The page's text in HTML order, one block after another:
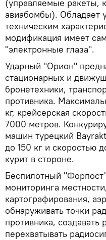
(управляемые ракеты,
авиабомбы). Обладает
техническим
модификация имеет
"электронные глаза".
Ударный "Орион"
стационарных и
бронетехники,
противника.
кг, крейсерская
7000 метров.
машин турецкий
до 150 кг и скоростью
курит в стороне.
Беспилотный
мониторинга
картографирования,
обнаруживать точки
противника, создавать
перехватывать